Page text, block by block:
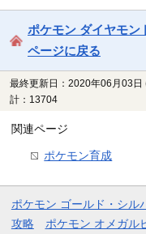
ポケモン ダイヤモン
ページに戻る
最終更新日：2020年06月03日
計：13704
関連ページ
ポケモン育成
ポケモン ゴールド・シル
攻略
ポケモン オメガル